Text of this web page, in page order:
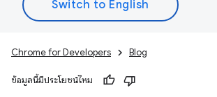
Chrome for Developers Blog
ข้อมูลนี้มีประโยชน์ไหม